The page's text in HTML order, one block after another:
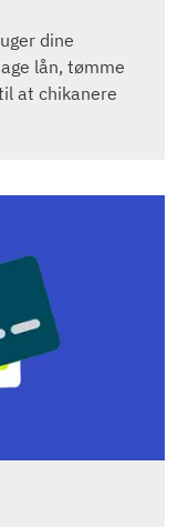
dine
lån, tømme
at chikanere